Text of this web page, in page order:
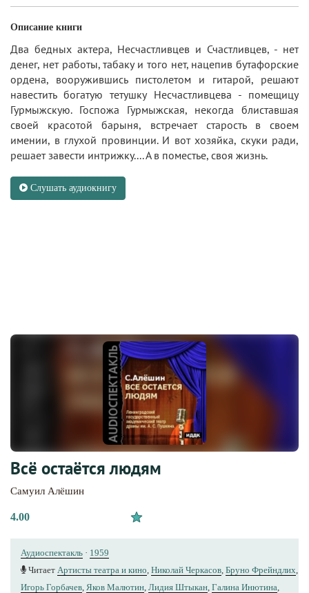
Описание книги
Два бедных актера, Несчастливцев и Счастливцев, - нет
денег, нет работы, табаку и того нет, нацепив бутафорские
ордена, вооружившись пистолетом и гитарой, решают
навестить богатую тетушку Несчастливцева - помещицу
Гурмыжскую. Госпожа Гурмыжская, некогда блиставшая
своей красотой барыня, встречает старость в своем
имении, в глухой провинции. И вот хозяйка, скуки ради,
решает завести интрижку.... А в поместье, своя жизнь.
Слушать аудиокнигу
Всё остаётся людям
Самуил Алёшин
4.00
Аудиоспектакль · 1959
Читает Артисты театра и кино Николай Черкасов Бруно Фрейндлих
Игорь Горбачев Яков Малютин Лидия Штыкан Галина Инютина